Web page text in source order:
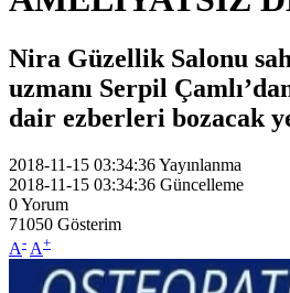
Nira Güzellik Salonu
uzmanı Serpil
dair ezberleri bozacak
2018-11-15 03:34:36Yayınlanma
2018-11-15 03:34:36 Güncelleme
0Yorum
71050 Gösterim
A- A+